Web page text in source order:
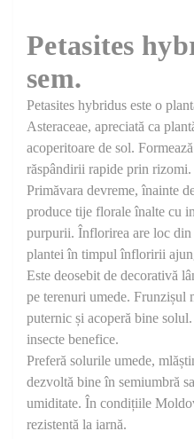
Petasites
sem.
Petasites hybridus este o
Asteraceae, apreciată ca
acoperitoare de sol.
răspândirii rapide prin rizomi.
Primăvara devreme, înainte
produce tije florale înalte cu
purpurii. Înflorirea are loc
plantei în timpul înfloririi
Este deosebit de decorativă
pe terenuri umede. Frunzișul
puternic și acoperă bine
insecte benefice.
Preferă solurile umede,
dezvoltă bine în semiumbră
umiditate. În condițiile
rezistentă la iarnă.